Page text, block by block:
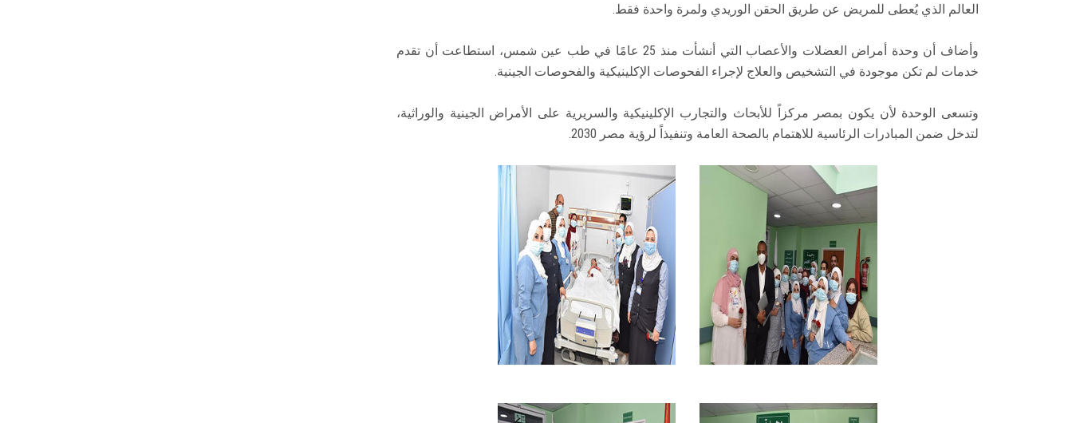
العالم الذي يُعطى للمريض عن طريق الحقن الوريدي ولمرة واحدة فقط.
وأضاف أن وحدة أمراض العضلات والأعصاب التي أنشأت منذ 25 عامًا في طب عين شمس، استطاعت أن تقدم
خدمات لم تكن موجودة في التشخيص والعلاج لإجراء الفحوصات الإكلينيكية والفحوصات الجينية.
وتسعى الوحدة لأن يكون بمصر مركزاً للأبحاث والتجارب الإكلينيكية والسريرية على الأمراض الجينية والوراثية،
لتدخل ضمن المبادرات الرئاسية للاهتمام بالصحة العامة وتنفيذاً لرؤية مصر 2030.